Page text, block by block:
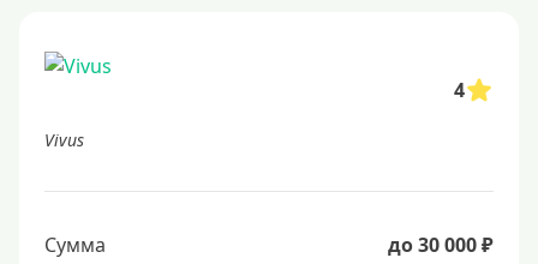
4
Vivus
Сумма
до 30 000 ₽